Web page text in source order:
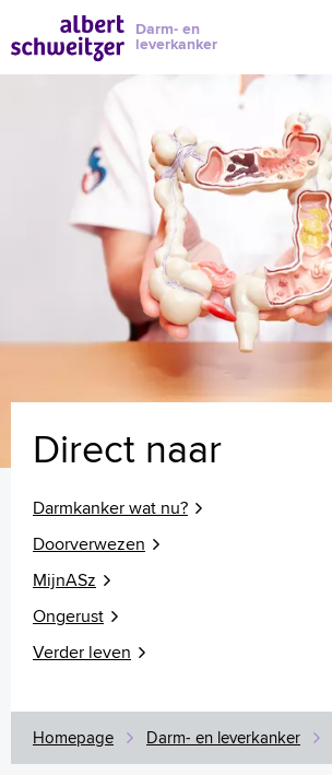
Darm- en
leverkanker
Ongerust
Doorverwezen
Darmkanker, wat nu?
Ondersteuning
Contact
Naar home asz.nl
Direct naar
Darmkanker wat nu?
Doorverwezen
MijnASz
Ongerust
Verder leven
Homepage Darm- en leverkanker